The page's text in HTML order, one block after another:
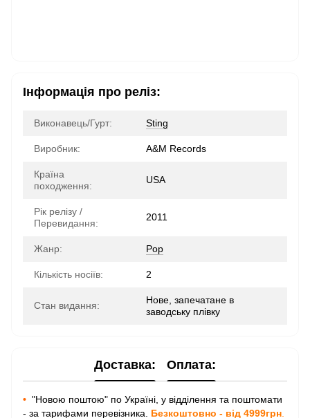
Інформація про реліз:
Виконавець/Гурт: Sting
Виробник: A&M Records
Країна
походження:
USA
Рік релізу /
Перевидання:
2011
Жанр: Pop
Кількість носіїв: 2
Стан видання:
Нове, запечатане в
заводську плівку
Доставка: Оплата:
• "Новою поштою" по Україні, у відділення та поштомати
- за тарифами перевізника. Безкоштовно - від 4999грн